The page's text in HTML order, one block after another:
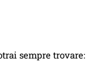
sempre trovare: